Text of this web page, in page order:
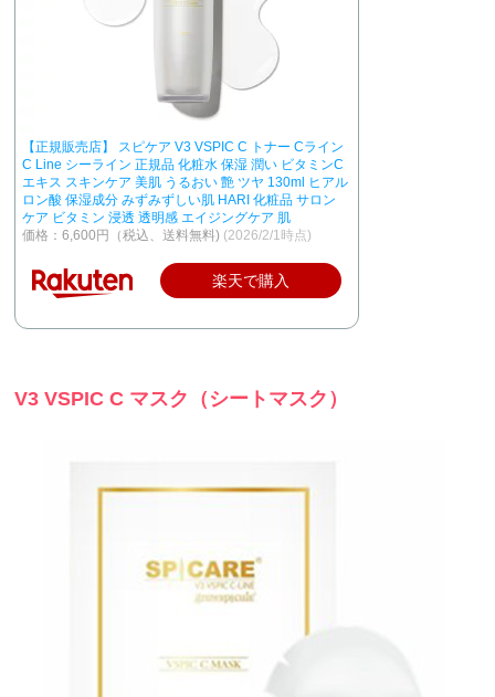
【正規販売店】 スピケア V3 VSPIC C トナー Cライン
C Line シーライン 正規品 化粧水 保湿 潤い ビタミンC
エキス スキンケア 美肌 うるおい 艶 ツヤ 130ml ヒアル
ロン酸 保湿成分 みずみずしい肌 HARI 化粧品 サロン
ケア ビタミン 浸透 透明感 エイジングケア 肌
価格：6,600円（税込、送料無料) (2026/2/1時点)
楽天で購入
V3 VSPIC C マスク（シートマスク）